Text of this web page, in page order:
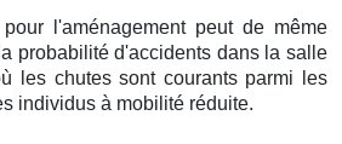
l'aménagement peut de même
probabilité d'accidents dans la salle
les chutes sont courants parmi les
individus à mobilité réduite.